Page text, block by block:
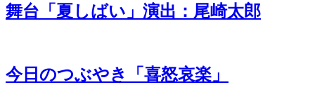
舞台「夏しばい」演出：尾崎太郎
今日のつぶやき「喜怒哀楽」